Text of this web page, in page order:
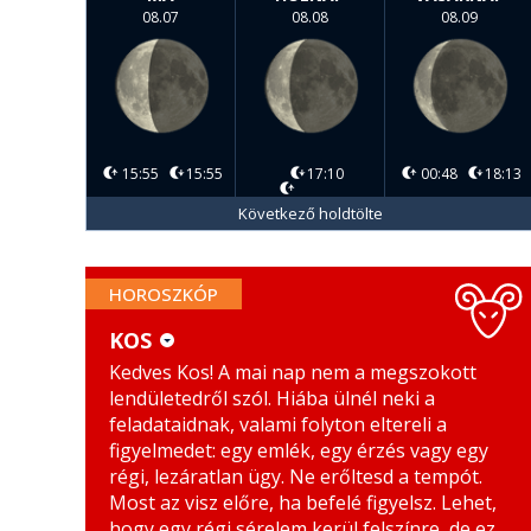
08.07
15:55 15:55
08.08
17:10
08.09
00:48 18:13
Következő holdtölte
HOROSZKÓP
KOS
BIKA
IKREK
RÁK
MÉRLEG
SKORPIÓ
NYILAS
BAK
KOS
Kedves Kos! A mai nap nem a megszokott
lendületedről szól. Hiába ülnél neki a
feladataidnak, valami folyton eltereli a
figyelmedet: egy emlék, egy érzés vagy egy
régi, lezáratlan ügy. Ne erőltesd a tempót.
Most az visz előre, ha befelé figyelsz. Lehet,